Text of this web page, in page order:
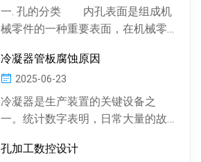
一. 孔的分类 内孔表面是组成机
械零件的一种重要表面，在机械零
有圆柱形孔、...
冷凝器管板腐蚀原因
2025-06-23
冷凝器是生产装置的关键设备之
一。统计数字表明，日常大量的故
凝器管材的腐蚀损坏所...
孔加工数控设计